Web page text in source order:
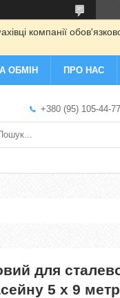
компанії
ОБМІН ПРО НАС
+380 (95) 105-44-77
для
5 х 9